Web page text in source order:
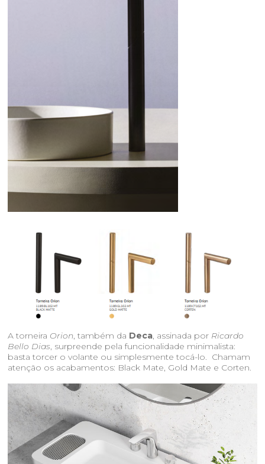
A torneira Orion , também da Deca , assinada por Ricardo
Bello Dias , surpreende pela funcionalidade minimalista:
basta torcer o volante ou simplesmente tocá-lo. Chamam
atenção os acabamentos: Black Mate, Gold Mate e Corten.